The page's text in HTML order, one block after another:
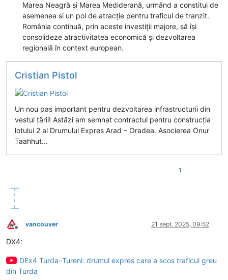
Marea Neagră și Marea Mediderană, urmând a constitui de
asemenea si un pol de atracție pentru traficul de tranzit.
România continuă, prin aceste investiții majore, să își
consolideze atractivitatea economică și dezvoltarea
regională în context european.
Cristian Pistol
Un nou pas important pentru dezvoltarea infrastructurii din
vestul țării! Astăzi am semnat contractul pentru construcția
lotului 2 al Drumului Expres Arad – Oradea. Asocierea Onur
Taahhut...
1
Deconectat
vancouver 21 sept. 2025, 09:52
DX4:
DEx4 Turda–Tureni: drumul expres care a scos traficul greu
din Turda